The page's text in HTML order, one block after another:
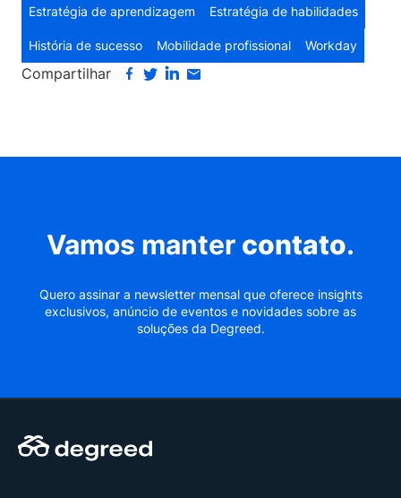
Estratégia de aprendizagem Estratégia de habilidades
História de sucesso Mobilidade profissional Workday
Compartilhar
Vamos manter contato.
Quero assinar a newsletter mensal que oferece insights
exclusivos, anúncio de eventos e novidades sobre as
soluções da Degreed.